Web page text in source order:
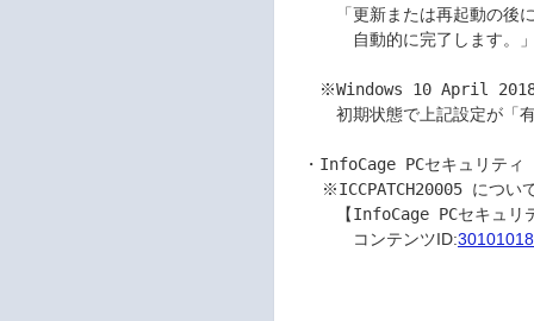
「更新または再起動の後に
自動的に完了します。
※Windows 10 April 2018
初期状態で上記設定が「有
・InfoCage PCセキュリティ
コンテンツID: